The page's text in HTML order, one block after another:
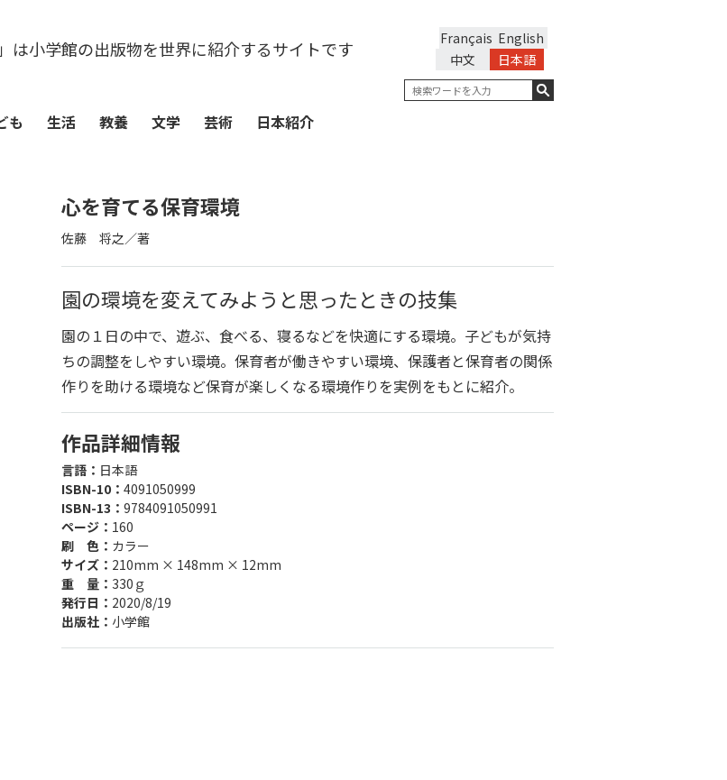
は小学館の出版物を世界に紹介するサイトです English
Français
日本語
中文
も 生活 教養 文学 芸術 日本紹介
心を育てる保育環境
佐藤 将之／著
園の環境を変えてみようと思ったときの技集
園の１日の中で、遊ぶ、食べる、寝るなどを快適にする環境。子どもが気持
ちの調整をしやすい環境。保育者が働きやすい環境、保護者と保育者の関係
作りを助ける環境など保育が楽しくなる環境作りを実例をもとに紹介。
作品詳細情報
言語： 日本語
ISBN-10： 4091050999
ISBN-13： 9784091050991
ページ： 160
刷 色： カラー
サイズ： 210mm × 148mm × 12mm
重 量： 330ｇ
発行日： 2020/8/19
出版社： 小学館